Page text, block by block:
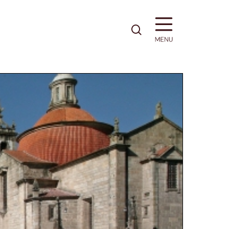
pesquisa